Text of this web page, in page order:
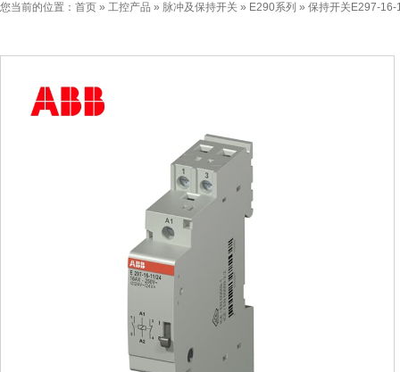
您当前的位置： 首页 » 工控产品 » 脉冲及保持开关 » E290系列 » 保持开关E297-